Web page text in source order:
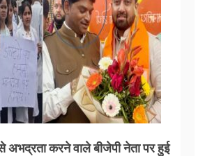
अभद्रता करने वाले बीजेपी नेता पर हुई